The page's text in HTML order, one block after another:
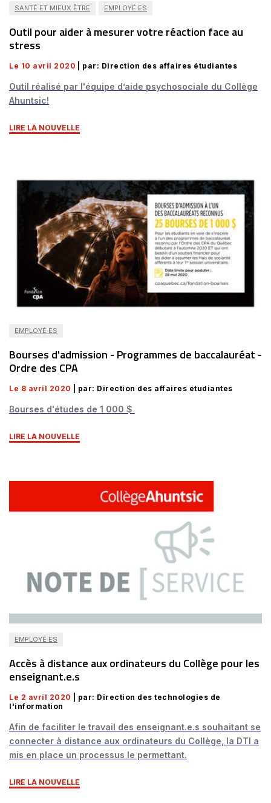
SANTÉ ET MIEUX ÊTRE EMPLOYÉ·ES
Outil pour aider à mesurer votre réaction face au
stress
Le 10 avril 2020 | par: Direction des affaires étudiantes
Outil réalisé par l'équipe d’aide psychosociale du Collège
Ahuntsic!
LIRE LA NOUVELLE
EMPLOYÉ·ES
Bourses d'admission - Programmes de baccalauréat -
Ordre des CPA
Le 8 avril 2020 | par: Direction des affaires étudiantes
Bourses d'études de 1 000 $
LIRE LA NOUVELLE
EMPLOYÉ·ES
Accès à distance aux ordinateurs du Collège pour les
enseignant.e.s
Le 2 avril 2020
| par: Direction des technologies de
l'information
Afin de faciliter le travail des enseignant.e.s souhaitant se
connecter à distance aux ordinateurs du Collège, la DTI a
mis en place un processus le permettant.
LIRE LA NOUVELLE